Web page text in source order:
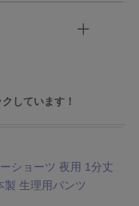
しています！
ショーツ 夜用 1分丈
製 生理用パンツ